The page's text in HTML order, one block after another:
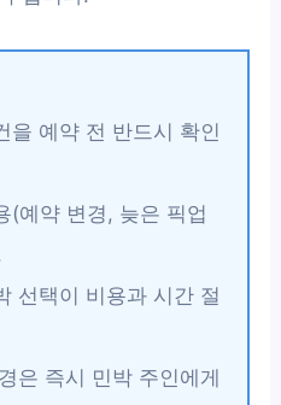
을 예약 전 반드시 확인
(예약 변경, 늦은 픽업
선택이 비용과 시간 절
은 즉시 민박 주인에게